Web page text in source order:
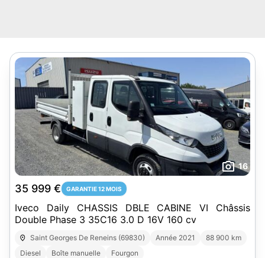
16
35 999 € GARANTIE 12 MOIS
Iveco Daily CHASSIS DBLE CABINE VI Châssis
Double Phase 3 35C16 3.0 D 16V 160 cv
Saint Georges De Reneins (69830) Année 2021
88 900 km
Diesel
Boîte manuelle Fourgon